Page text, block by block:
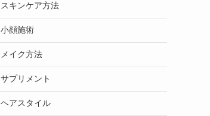
スキンケア方法
小顔施術
メイク方法
サプリメント
ヘアスタイル